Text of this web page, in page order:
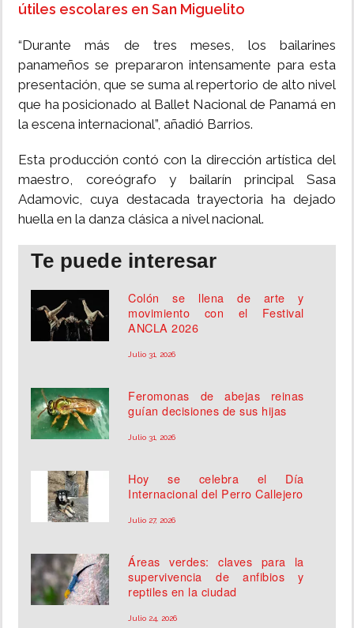
útiles escolares en San Miguelito
“Durante más de tres meses, los bailarines
panameños se prepararon intensamente para esta
presentación, que se suma al repertorio de alto nivel
que ha posicionado al Ballet Nacional de Panamá en
la escena internacional”, añadió Barrios.
Esta producción contó con la dirección artística del
maestro, coreógrafo y bailarín principal Sasa
Adamovic, cuya destacada trayectoria ha dejado
huella en la danza clásica a nivel nacional.
Te puede interesar
Colón se llena de arte y
movimiento con el Festival
ANCLA 2026
Julio 31, 2026
Feromonas de abejas reinas
guían decisiones de sus hijas
Julio 31, 2026
Hoy se celebra el Día
Internacional del Perro Callejero
Julio 27, 2026
Áreas verdes: claves para la
supervivencia de anfibios y
reptiles en la ciudad
Julio 24, 2026